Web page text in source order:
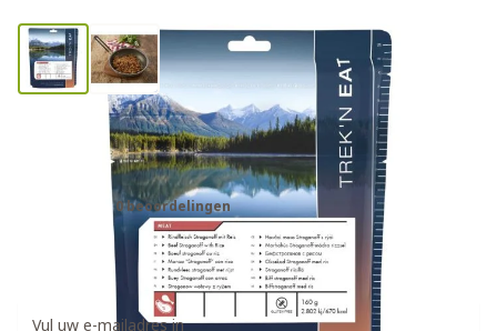
Trek'n Eat zakje beef stroganoff
rijst noodrantsoen
0 beoordelingen
Ontvang een weer op voorraad notificatie